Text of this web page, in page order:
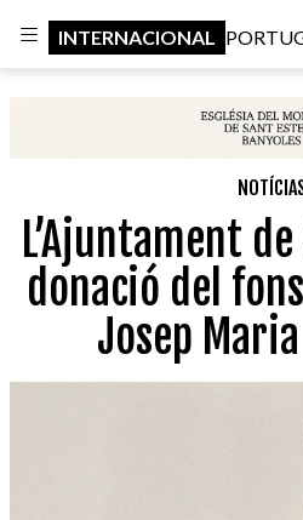
INTERNACIONAL
L’Ajuntament
donació del
Josep